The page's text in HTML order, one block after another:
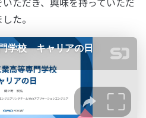
ただき、興味を持っていただ
た。